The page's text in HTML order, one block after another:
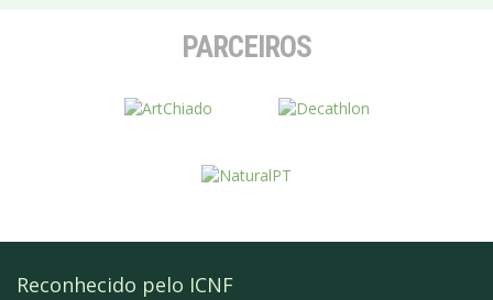
PARCEIROS
Reconhecido pelo ICNF